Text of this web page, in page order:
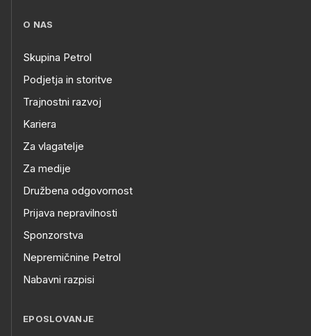
O NAS
Skupina Petrol
Podjetja in storitve
Trajnostni razvoj
Kariera
Za vlagatelje
Za medije
Družbena odgovornost
Prijava nepravilnosti
Sponzorstva
Nepremičnine Petrol
Nabavni razpisi
EPOSLOVANJE